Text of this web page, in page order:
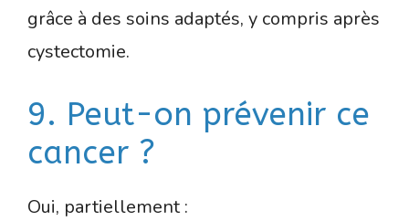
grâce à des soins adaptés, y compris après
cystectomie.
9. Peut-on prévenir ce
cancer ?
Oui, partiellement :